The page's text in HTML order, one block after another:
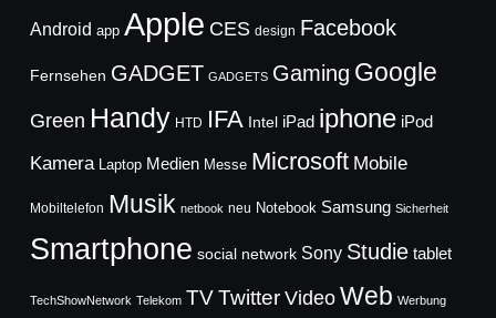
Android app Apple CES design Facebook
Fernsehen GADGET GADGETS Gaming Google
Green Handy HTD IFA Intel iPad iphone iPod
Kamera Laptop Medien Messe Microsoft Mobile
Mobiltelefon Musik netbook neu Notebook Samsung Sicherheit
Smartphone social network Sony Studie tablet
TechShowNetwork Telekom TVTwitter Video Web Werbung